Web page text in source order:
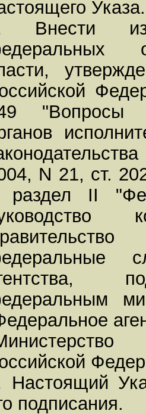
Указа.
Внести
"Вопросы
N 21, ст.
раздел II
Настоящий
подписания.